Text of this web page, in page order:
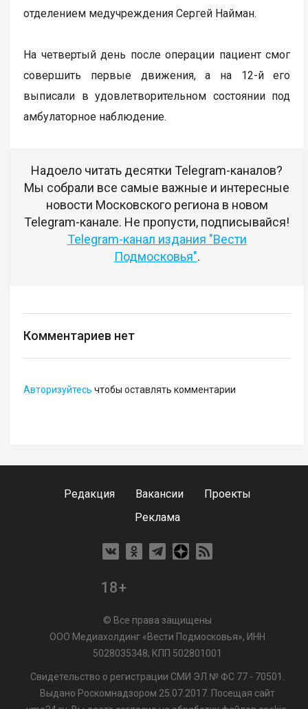
отделением медучреждения Сергей Найман.
На четвертый день после операции пациент смог
совершить первые движения, а на 12-й его
выписали в удовлетворительном состоянии под
амбулаторное наблюдение.
Надоело читать десятки Telegram-каналов?
Мы собрали все самые важные и интересные
новости Московского региона в новом
Telegram-канале. Не пропусти, подписывайся!
Telegram-канал издания "Вести
Подмосковья".
Комментариев нет
Авторизуйтесь чтобы оставлять комментарии
Редакция Вакансии
Проекты
Реклама
18+
© Все права защищены
ООО Медиахолдинг «Вести Подмосковья», ИНН
5028035348; КПП 502801001
Свидетельство о регистрации СМИ ЭЛ № ФС 77 - 70501.
Выдано Роскомнадзором 25.07.2017. Посещая сайт